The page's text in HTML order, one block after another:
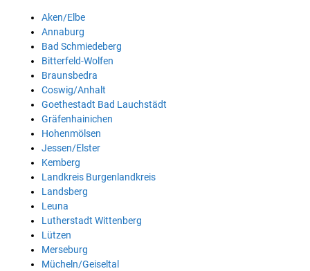
Aken/Elbe
Annaburg
Bad Schmiedeberg
Bitterfeld-Wolfen
Braunsbedra
Coswig/Anhalt
Goethestadt Bad Lauchstädt
Gräfenhainichen
Hohenmölsen
Jessen/Elster
Kemberg
Landkreis Burgenlandkreis
Landsberg
Leuna
Lutherstadt Wittenberg
Lützen
Merseburg
Mücheln/Geiseltal